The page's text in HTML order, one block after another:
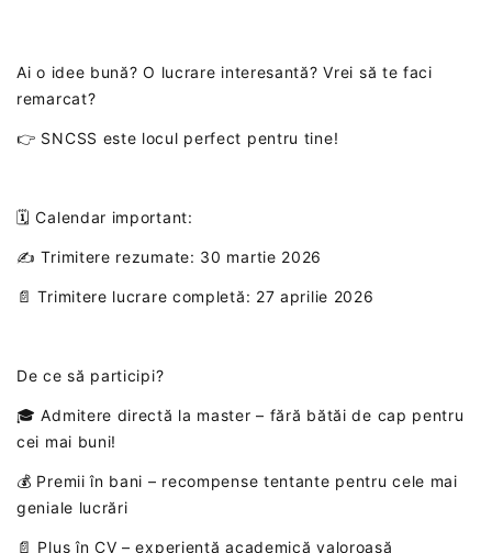
Ai o idee bună? O lucrare interesantă? Vrei să te faci
remarcat?
👉 SNCSS este locul perfect pentru tine!
🗓️ Calendar important:
✍️ Trimitere rezumate: 30 martie 2026
📄 Trimitere lucrare completă: 27 aprilie 2026
De ce să participi?
🎓 Admitere directă la master – fără bătăi de cap pentru
cei mai buni!
💰 Premii în bani – recompense tentante pentru cele mai
geniale lucrări
📄 Plus în CV – experiență academică valoroasă